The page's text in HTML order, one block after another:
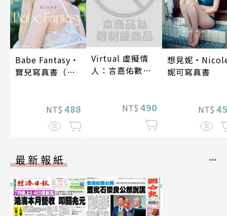
Babe Fantasy‧
寶兒寫真書（加
NT$ 488
Virtual 虛擬情
人：言嘉佑數位
NT$ 490
想見妮
妮可寫真書
NT$
最新報紙